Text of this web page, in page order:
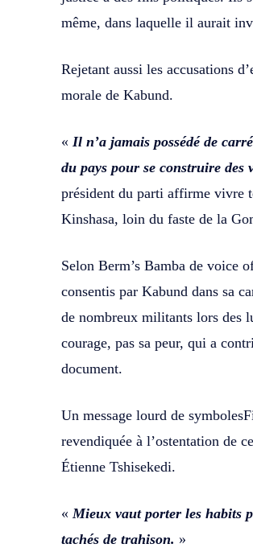
même, dans laquelle il aurait
Rejetant aussi les accusations
morale de Kabund.
« Il n’a jamais possédé de
du pays pour se construire des
président du parti affirme vivre
Kinshasa, loin du faste de la
Selon Berm’s Bamba de voice
consentis par Kabund dans sa
de nombreux militants lors des
courage, pas sa peur, qui a
document.
Un message lourd de
revendiquée à l’ostentation de
Étienne Tshisekedi.
«Mieux vaut porter les habits
tachés de trahison. »